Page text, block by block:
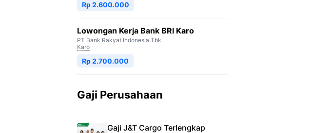
Rp 2.600.000
Lowongan Kerja Bank BRI Karo
PT Bank Rakyat Indonesia Tbk
Karo
Rp 2.700.000
Gaji Perusahaan
Gaji J&T Cargo Terlengkap